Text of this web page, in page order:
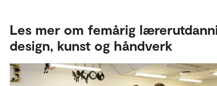
Les mer om femårig
design, kunst og håndverk